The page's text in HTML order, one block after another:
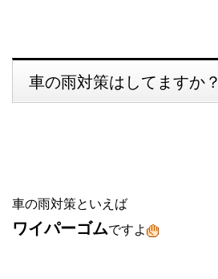
車の雨対策はしてますか？
車の雨対策といえば
ワイパーゴムですよ